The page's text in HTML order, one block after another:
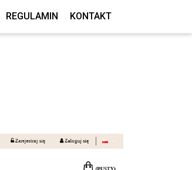
REGULAMIN KONTAKT